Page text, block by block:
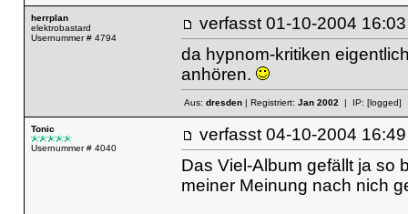
herrplan
elektrobastard
Usernummer # 4794
verfasst 01-10-2004
da hypnom-kritiken
anhören.
Aus: dresden| Registriert: Jan 2002| IP: [logged]
Tonic
Usernummer # 4040
verfasst 04-10-2004
Das Viel-Album gefällt ja so
meiner Meinung nach nich